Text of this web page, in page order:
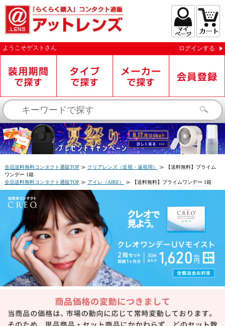
ようこそゲスト さん ログインする
全品送料無料コンタクト通販TOP ≫ クリアレンズ（近視・遠視用） ≫
【送料無料】プライム
ワンデー 1箱
全品送料無料コンタクト通販TOP ≫ アイレ（AIRE） ≫ 【送料無料】プライムワンデー 1箱
お知らせを受信する